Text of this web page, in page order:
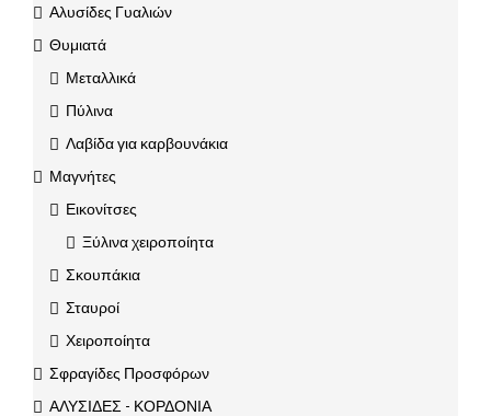
Αλυσίδες Γυαλιών
Θυμιατά
Μεταλλικά
Πύλινα
Λαβίδα για καρβουνάκια
Μαγνήτες
Εικονίτσες
Ξύλινα χειροποίητα
Σκουπάκια
Σταυροί
Χειροποίητα
Σφραγίδες Προσφόρων
ΑΛΥΣΙΔΕΣ - ΚΟΡΔΟΝΙΑ